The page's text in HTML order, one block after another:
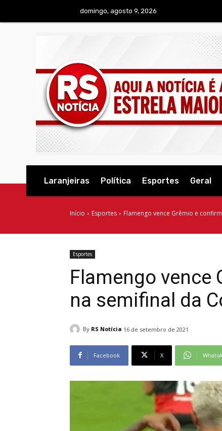
domingo, agosto 9, 2026
Laranjeiras Política Esportes Geral
Início Esportes Flamengo vence Grêmio e
Esportes
Flamengo vence
na semifinal da
By RS Notícia 16 de setembro de 2021
Facebook X